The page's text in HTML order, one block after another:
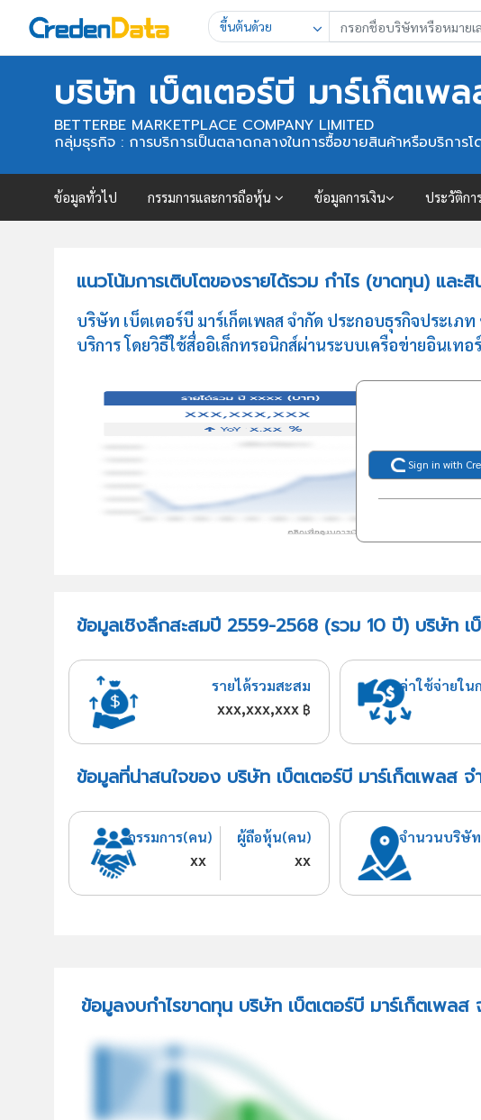
ขึ้นต้นด้วย
บริษัท เบ็ตเตอร์บี มาร์เก็ตเพ
BETTERBE MARKETPLACE COMPANY LIMITED
กลุ่มธุรกิจ : การบริการเป็นตลาดกลางในการซื้อขายสินค้าหรือบริการ
ข้อมูลทั่วไป กรรมการและการถือหุ้น ข้อมูลการเงิน ประวัติกา
แนวโน้มการเติบโตของรายได้รวม กำไร (ขาดทุน) แล
บริษัท เบ็ตเตอร์บี มาร์เก็ตเพลส จำกัด ประกอบธุรกิจประเภ
บริการ โดยวิธีใช้สื่ออิเล็กทรอนิกส์ผ่านระบบเครือข่ายอินเทอ
Sign in with
ข้อมูลเชิงลึกสะสมปี 2559-2568 (รวม 10 ปี) บริษัท เ
รายได้รวมสะสม
xxx,xxx,xxx ฿
ค่าใช้จ่ายใน
ข้อมูลที่น่าสนใจของ บริษัท เบ็ตเตอร์บี มาร์เก็ตเพลส จ
กรรมการ(คน)
xx
ผู้ถือหุ้น(คน)
xx
จำนวนบริษั
ข้อมูลงบกำไรขาดทุน บริษัท เบ็ตเตอร์บี มาร์เก็ตเพลส